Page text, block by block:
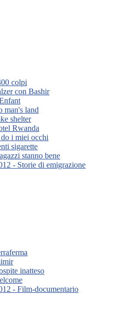
colpi
con Bashir
man's land
shelter
Rwanda
i miei occhi
sigarette
stanno bene
- Storie di emigrazione
inatteso
- Film-documentario